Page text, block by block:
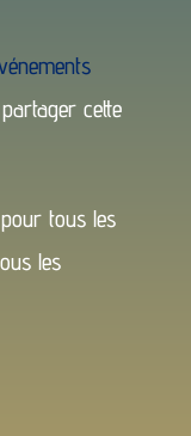
cette
tous les
les